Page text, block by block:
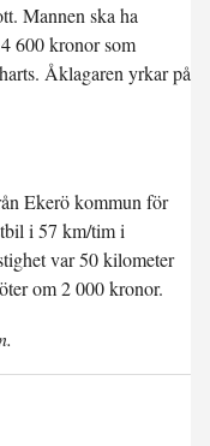
Mannen ska ha
600 kronor som
Åklagaren yrkar på
Ekerö kommun för
i 57 km/tim i
var 50 kilometer
om 2 000 kronor.